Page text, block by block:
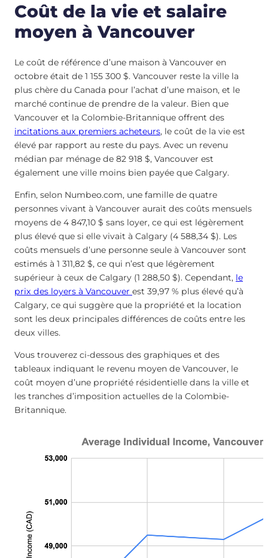
Coût de la vie et salaire
moyen à Vancouver
Le coût de référence d’une maison à Vancouver en
octobre était de 1 155 300 $. Vancouver reste la ville la
plus chère du Canada pour l’achat d’une maison, et le
marché continue de prendre de la valeur. Bien que
Vancouver et la Colombie-Britannique offrent des
incitations aux premiers acheteurs, le coût de la vie est
élevé par rapport au reste du pays. Avec un revenu
médian par ménage de 82 918 $, Vancouver est
également une ville moins bien payée que Calgary.
Enfin, selon Numbeo.com, une famille de quatre
personnes vivant à Vancouver aurait des coûts mensuels
moyens de 4 847,10 $ sans loyer, ce qui est légèrement
plus élevé que si elle vivait à Calgary (4 588,34 $). Les
coûts mensuels d’une personne seule à Vancouver sont
estimés à 1 311,82 $, ce qui n’est que légèrement
supérieur à ceux de Calgary (1 288,50 $). Cependant, le
prix des loyers à Vancouver est 39,97 % plus élevé qu’à
Calgary, ce qui suggère que la propriété et la location
sont les deux principales différences de coûts entre les
deux villes.
Vous trouverez ci-dessous des graphiques et des
tableaux indiquant le revenu moyen de Vancouver, le
coût moyen d’une propriété résidentielle dans la ville et
les tranches d’imposition actuelles de la Colombie-
Britannique.